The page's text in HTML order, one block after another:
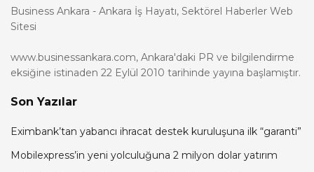
Business Ankara - Ankara İş Hayatı, Sektörel Haberler Web
Sitesi
www.businessankara.com, Ankara'daki PR ve bilgilendirme
eksiğine istinaden 22 Eylül 2010 tarihinde yayına başlamıştır.
Son Yazılar
Eximbank’tan yabancı ihracat destek kuruluşuna ilk “garanti”
Mobilexpress’in yeni yolculuğuna 2 milyon dolar yatırım